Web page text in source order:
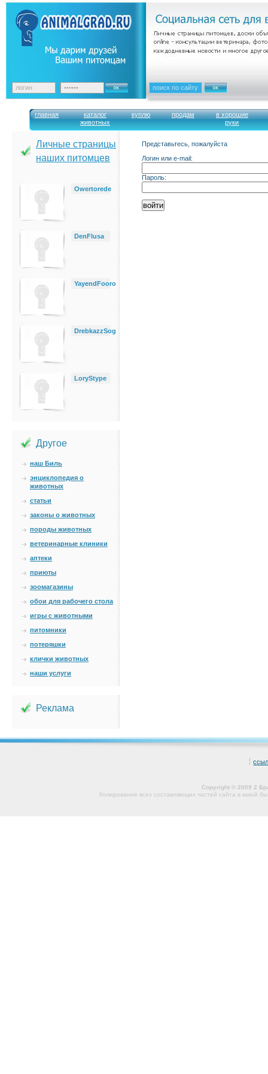
главная
каталог
животных
куплю продам
в хорошие
руки
Личные страницы
наших питомцев
Owertorede
DenFlusa
YayendFooro
DrebkazzSog
LoryStype
Другое
наш Биль
энциклопедия о
животных
статьи
законы о животных
породы животных
ветеринарные клиники
аптеки
приюты
зоомагазины
обои для рабочего стола
игры с животными
питомники
потеряшки
клички животных
наши услуги
Реклама
Представьтесь, пожалуйста
Логин или e-mail:
Пароль:
Copyright © 2009 2
Копирование всех составляющих частей сайта в какой